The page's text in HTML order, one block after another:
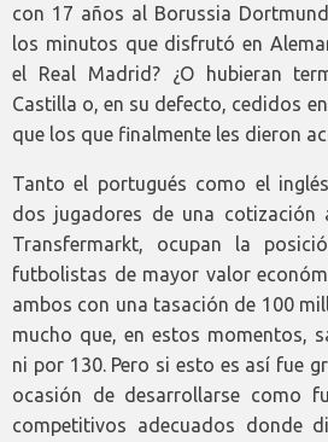
con 17 años al Borussia
los minutos que disfrutó en
el Real Madrid? ¿O hubieran
Castilla o, en su defecto, cedidos
que los que finalmente les dieron
Tanto el portugués como el
dos jugadores de una cotización
Transfermarkt, ocupan la
futbolistas de mayor valor
ambos con una tasación de 100
mucho que, en estos momentos,
ni por 130. Pero si esto es así fue
ocasión de desarrollarse como
competitivos adecuados donde